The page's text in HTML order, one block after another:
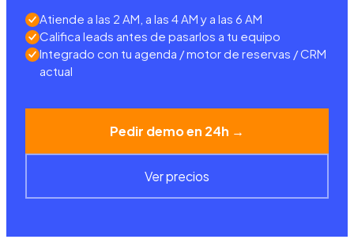
Atiende a las 2 AM, a las 4 AM y a las 6 AM
Califica leads antes de pasarlos a tu equipo
Integrado con tu agenda / motor de reservas / CRM
actual
Pedir demo en 24h →
Ver precios